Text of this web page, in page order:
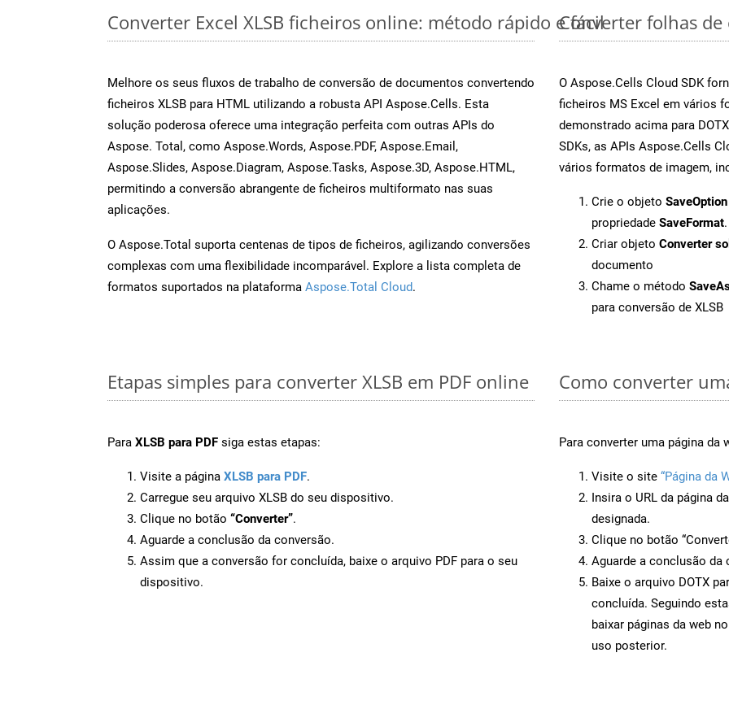
Converter Excel XLSB ficheiros online: método rápido e fácil
Melhore os seus fluxos de trabalho de conversão de documentos convertendo
ficheiros XLSB para HTML utilizando a robusta API Aspose.Cells. Esta
solução poderosa oferece uma integração perfeita com outras APIs do
Aspose. Total, como Aspose.Words, Aspose.PDF, Aspose.Email,
Aspose.Slides, Aspose.Diagram, Aspose.Tasks, Aspose.3D, Aspose.HTML,
permitindo a conversão abrangente de ficheiros multiformato nas suas
aplicações.
O Aspose.Total suporta centenas de tipos de ficheiros, agilizando conversões
complexas com uma flexibilidade incomparável. Explore a lista completa de
formatos suportados na plataforma Aspose.Total Cloud.
Converter folhas de
O Aspose.Cells Cloud SDK
ficheiros MS Excel em vários
demonstrado acima para
SDKs, as APIs Aspose.Cells
vários formatos de imagem,
Crie o objeto SaveOption
propriedade SaveFormat.
Criar objeto Converter
documento
Chame o método
para conversão de XLSB
Etapas simples para converter XLSB em PDF online
Para XLSB para PDF siga estas etapas:
Visite a página XLSB para PDF.
Carregue seu arquivo XLSB do seu dispositivo.
Clique no botão “Converter”.
Aguarde a conclusão da conversão.
Assim que a conversão for concluída, baixe o arquivo PDF para o seu
dispositivo.
Como converter
Para converter uma página da
Visite o site “Página da
Insira o URL da página
designada.
Clique no botão
Aguarde a conclusão da
Baixe o arquivo DOTX
concluída. Seguindo
baixar páginas da web
uso posterior.